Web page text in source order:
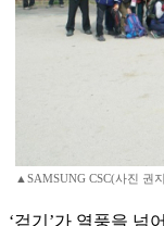
▲SAMSUNG CSC(사진 권
‘걷기’가 열풍을 넘